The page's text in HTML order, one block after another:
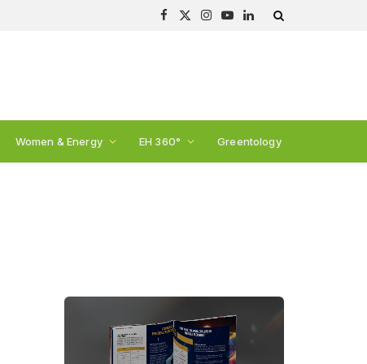
Facebook
X
Instagram
YouTubeLinkedIn
Women & Energy EH 360° Greentology